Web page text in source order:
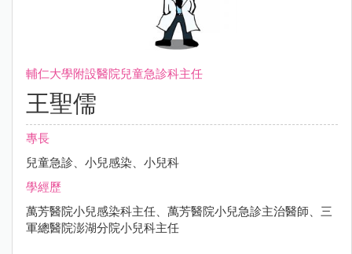
輔仁大學附設醫院兒童急診科主任
王聖儒
專長
兒童急診、小兒感染、小兒科
學經歷
萬芳醫院小兒感染科主任、萬芳醫院小兒急診主治醫師、三
軍總醫院澎湖分院小兒科主任